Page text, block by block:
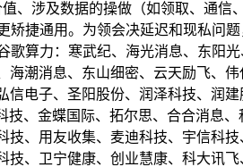
、涉及数据的操做（如领取、通信
捷通用。为领会决延迟和现私问
算力：寒武纪、海光消息、东阳
潮消息、东山细密、云天励飞、伟
电子、圣阳股份、润泽科技、润
、金蝶国际、拓尔思、合合消息
、用友收集、麦迪科技、宇信科
、卫宁健康、创业慧康、科大讯